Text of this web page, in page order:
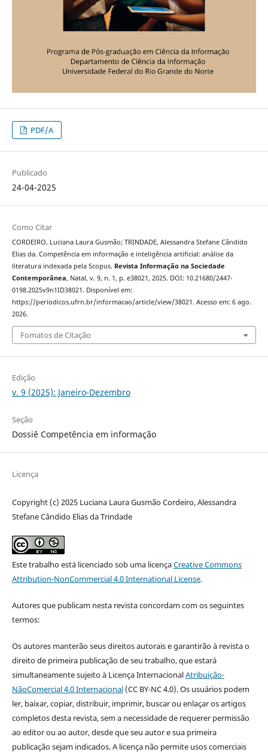
PDF/A
Publicado
24-04-2025
Como Citar
CORDEIRO, Luciana Laura Gusmão; TRINDADE, Alessandra Stefane Cândido
Elias da. Competência em informação e inteligência artificial: análise da
literatura indexada pela Scopus. Revista Informação na Sociedade
Contemporânea, Natal, v. 9, n. 1, p. e38021, 2025. DOI: 10.21680/2447-
0198.2025v9n1ID38021. Disponível em:
https://periodicos.ufrn.br/informacao/article/view/38021. Acesso em: 6 ago.
2026.
Fomatos de Citação
Edição
v. 9 (2025): Janeiro-Dezembro
Seção
Dossiê Competência em informação
Licença
Copyright (c) 2025 Luciana Laura Gusmão Cordeiro, Alessandra
Stefane Cândido Elias da Trindade
Este trabalho está licenciado sob uma licençaCreative Commons
Attribution-NonCommercial 4.0 International License.
Autores que publicam nesta revista concordam com os seguintes
termos:
Os autores manterão seus direitos autorais e garantirão à revista o
direito de primeira publicação de seu trabalho, que estará
simultaneamente sujeito à Licença InternacionalAtribuição-
NãoComercial 4.0 Internacional(CC BY-NC 4.0). Os usuários podem
ler, baixar, copiar, distribuir, imprimir, buscar ou enlaçar os artigos
completos desta revista, sem a necessidade de requerer permissão
ao editor ou ao autor, desde que seu autor e sua primeira
publicação sejam indicados. A licença não permite usos comerciais